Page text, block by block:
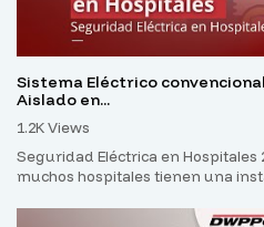
Sistema Eléctrico
Aislado en...
1.2K Views
Seguridad Eléctrica en Hospitales
muchos hospitales tienen una